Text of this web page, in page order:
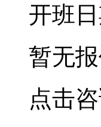
开班
暂无
点击